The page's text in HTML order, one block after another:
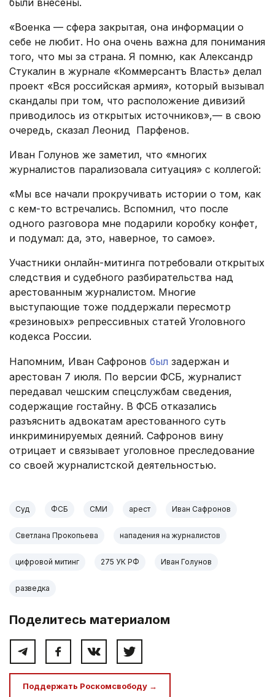
были внесены.
«Военка — сфера закрытая, она информации о
себе не любит. Но она очень важна для понимания
того, что мы за страна. Я помню, как Александр
Стукалин в журнале «Коммерсантъ Власть» делал
проект «Вся российская армия», который вызывал
скандалы при том, что расположение дивизий
приводилось из открытых источников»,— в свою
очередь, сказал Леонид Парфенов.
Иван Голунов же заметил, что «многих
журналистов парализовала ситуация» с коллегой:
«Мы все начали прокручивать истории о том, как
с кем-то встречались. Вспомнил, что после
одного разговора мне подарили коробку конфет,
и подумал: да, это, наверное, то самое».
Участники онлайн-митинга потребовали открытых
следствия и судебного разбирательства над
арестованным журналистом. Многие
выступающие тоже поддержали пересмотр
«резиновых» репрессивных статей Уголовного
кодекса России.
Напомним, Иван Сафронов был задержан и
арестован 7 июля. По версии ФСБ, журналист
передавал чешским спецслужбам сведения,
содержащие гостайну. В ФСБ отказались
разъяснить адвокатам арестованного суть
инкриминируемых деяний. Сафронов вину
отрицает и связывает уголовное преследование
со своей журналистской деятельностью.
Суд ФСБ СМИ арест Иван Сафронов
Светлана Прокопьева нападения на журналистов
цифровой митинг 275 УК РФ Иван Голунов
разведка
Поделитесь материалом
Поддержать Роскомсвободу →